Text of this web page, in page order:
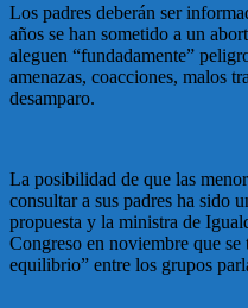
Los padres deberán ser
años se han sometido a un
aleguen “fundadamente”
amenazas, coacciones, malos
desamparo.
La posibilidad de que las
consultar a sus padres ha sido
propuesta y la ministra de
Congreso en noviembre que
equilibrio” entre los grupos